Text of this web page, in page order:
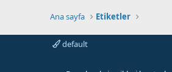
Ana sayfa Etiketler
default